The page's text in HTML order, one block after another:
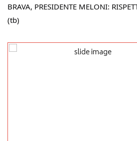
BRAVA, PRESIDENTE MELONI:
(tb)